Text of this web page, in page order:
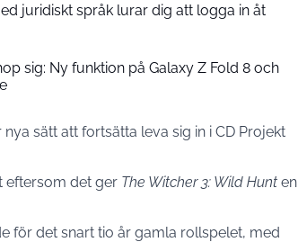
juridiskt språk lurar dig att logga in åt
sig: Ny funktion på Galaxy Z Fold 8 och
nya sätt att fortsätta leva sig in i CD Projekt
eftersom det ger The Witcher 3: Wild Hunt en
för det snart tio år gamla rollspelet, med